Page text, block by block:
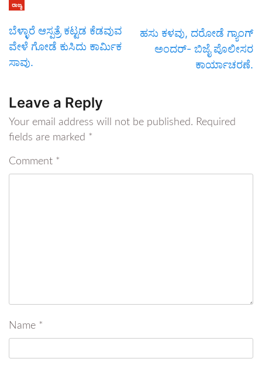
ರಾಜ್ಯ
ಬೆಳ್ಳಾರೆ ಆಸ್ಪತ್ರೆ ಕಟ್ಟಡ ಕೆಡವುವ
ವೇಳೆ ಗೋಡೆ ಕುಸಿದು ಕಾರ್ಮಿಕ
ಸಾವು.
ಹಸು ಕಳವು, ದರೋಡೆ ಗ್ಯಾಂಗ್
ಅಂದರ್- ಬಿಜೈ ಪೊಲೀಸರ
ಕಾರ್ಯಾಚರಣೆ.
Leave a Reply
Your email address will not be published. Required
fields are marked *
Comment *
Name *